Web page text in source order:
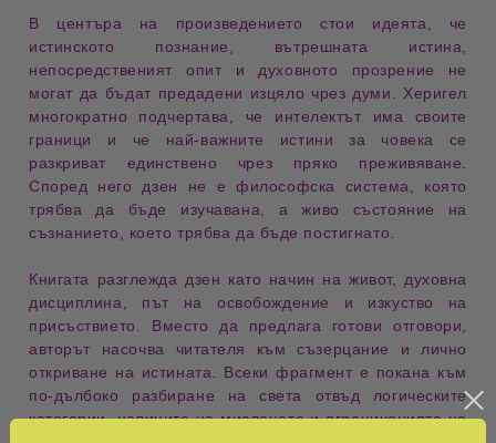
В центъра на произведението стои идеята, че
истинското познание
вътрешната истина
непосредственият опит и духовното прозрение
не
могат да бъдат предадени изцяло чрез думи. Херигел
многократно подчертава, че интелектът има своите
граници и че най-важните истини за човека се
разкриват единствено чрез пряко преживяване.
Според него дзен не е философска система, която
трябва да бъде изучавана, а живо състояние на
съзнанието, което трябва да бъде постигнато.
Книгата разглежда дзен като начин на живот, духовна
дисциплина
път на освобождение и изкуство на
присъствието
. Вместо да предлага готови отговори,
авторът насочва читателя към съзерцание и лично
откриване на истината. Всеки фрагмент е покана към
по-дълбоко разбиране на света отвъд логическите
категории, навиците на мисленето и ограниченията на